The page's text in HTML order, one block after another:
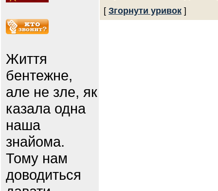
Життя
бентежне,
але не зле, як
казала одна
наша
знайома.
Тому нам
доводиться
[ Згорнути уривок ]